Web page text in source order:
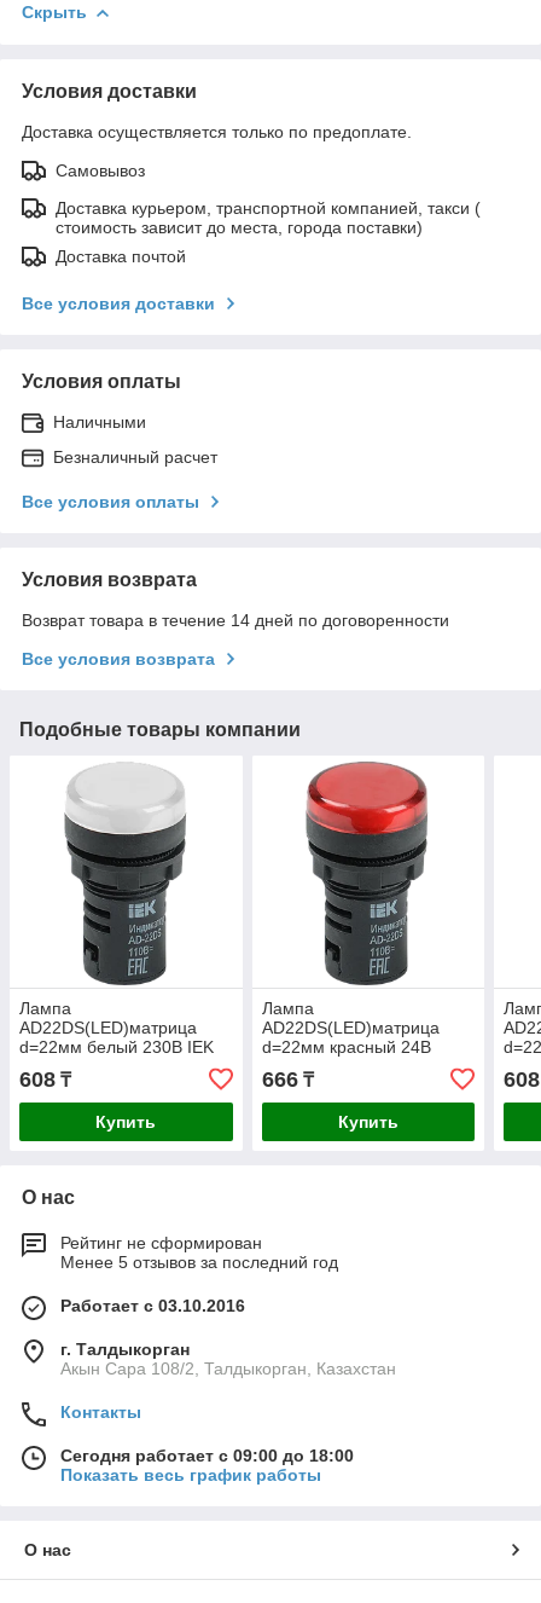
Скрыть
Условия доставки
Доставка осуществляется только по предоплате.
Самовывоз
Доставка курьером, транспортной компанией, такси (
стоимость зависит до места, города поставки)
Доставка почтой
Все условия доставки
Условия оплаты
Наличными
Безналичный расчет
Все условия оплаты
Условия возврата
Возврат товара в течение 14 дней по договоренности
Все условия возврата
Подобные товары компании
Лампа
AD22DS(LED)матрица
d=22мм белый 230В IEK
608 ₸
Купить
Лампа
AD22DS(LED)матрица
d=22мм красный 24В
AC/DC IEK
666₸
Купить
608
О нас
Рейтинг не сформирован
Менее 5 отзывов за последний год
Работает с 03.10.2016
г. Талдыкорган
Акын Сара 108/2, Талдыкорган, Казахстан
Контакты
Сегодня работает с 09:00 до 18:00
Показать весь график работы
О нас